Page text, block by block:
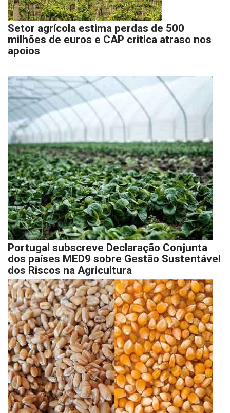
Setor agrícola estima perdas de 500
milhões de euros e CAP critica atraso nos
apoios
Portugal subscreve Declaração Conjunta
dos países MED9 sobre Gestão Sustentável
dos Riscos na Agricultura